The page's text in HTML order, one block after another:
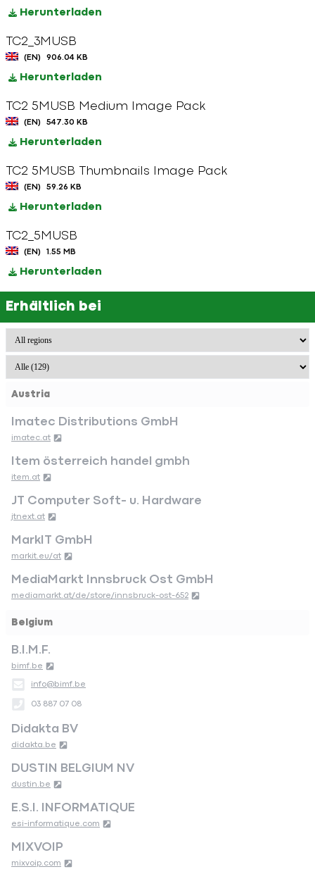
Herunterladen
TC2_3MUSB
(EN) 906.04 KB
Herunterladen
TC2 5MUSB Medium Image Pack
(EN) 547.30 KB
Herunterladen
TC2 5MUSB Thumbnails Image Pack
(EN) 59.26 KB
Herunterladen
TC2_5MUSB
(EN) 1.55 MB
Herunterladen
Erhältlich bei
Halterungen, Konnektivität und Audioprodukte für professionelle AV-
Produkte
Audio
Kabel
Verlängerungen
Standhalterungen
Halterungen für große Bildschirme
Unternehmen
Händler
Kontaktieren Uns